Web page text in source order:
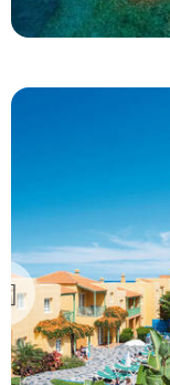
Previous